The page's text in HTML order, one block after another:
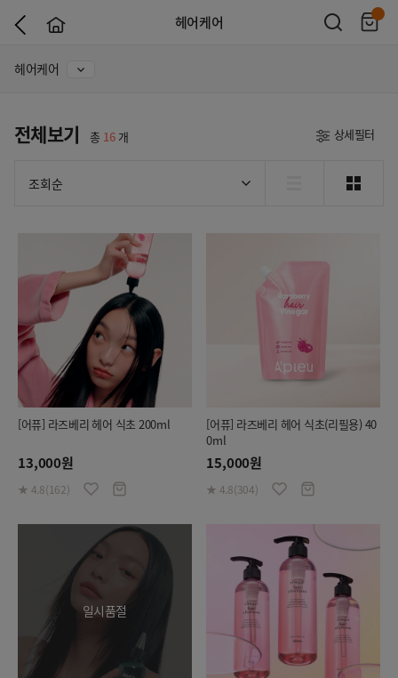
헤어케어
헤어케어
전체보기 총 16개 상세필터
조회순
[어퓨] 라즈베리 헤어 식초 200ml
13,000원
★ 4.8(162)
[어퓨] 라즈베리 헤어 식초(리필용) 40
0ml
15,000원
★ 4.8(304)
일시품절